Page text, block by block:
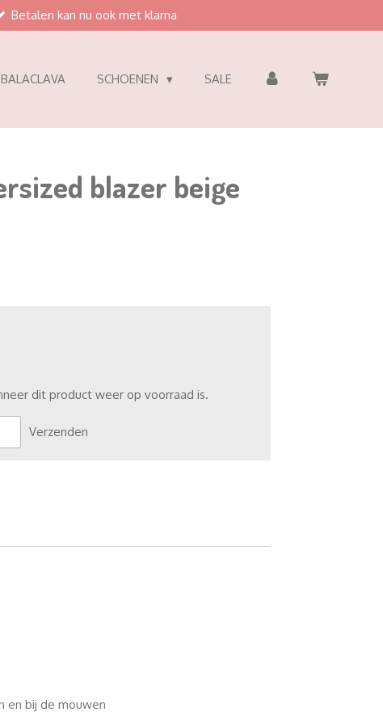
Betalen kan nu ook met klarna
SCHOENEN SALE
blazer beige
dit product weer op voorraad is.
Verzenden
en bij de mouwen